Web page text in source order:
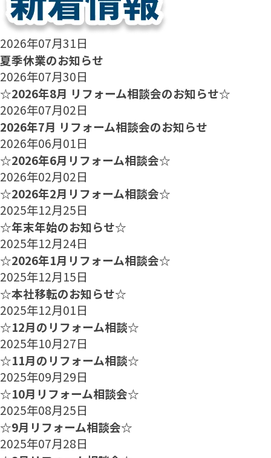
2026年07月31日
夏季休業のお知らせ
2026年07月30日
☆2026年8月 リフォーム相談会のお知らせ☆
2026年07月02日
2026年7月 リフォーム相談会のお知らせ
2026年06月01日
☆2026年6月リフォーム相談会☆
2026年02月02日
☆2026年2月リフォーム相談会☆
2025年12月25日
☆年末年始のお知らせ☆
2025年12月24日
☆2026年1月リフォーム相談会☆
2025年12月15日
☆本社移転のお知らせ☆
2025年12月01日
☆12月のリフォーム相談☆
2025年10月27日
☆11月のリフォーム相談☆
2025年09月29日
☆10月リフォーム相談会☆
2025年08月25日
☆9月リフォーム相談会☆
2025年07月28日